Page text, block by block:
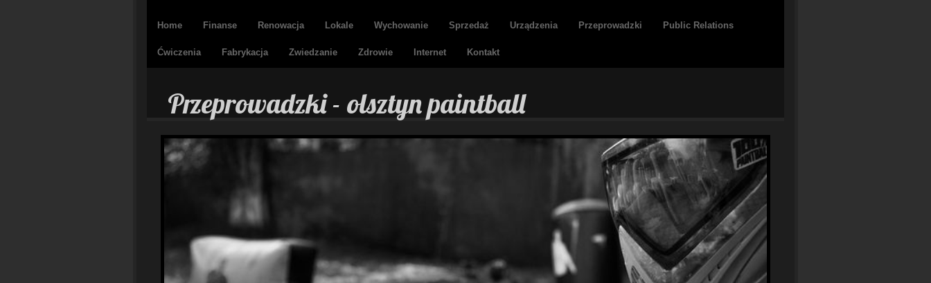
Home Finanse Renowacja Lokale Wychowanie Sprzedaż Urządzenia Przeprowadzki Public Relations
Ćwiczenia Fabrykacja Zwiedzanie Zdrowie Internet Kontakt
Przeprowadzki - olsztyn paintball